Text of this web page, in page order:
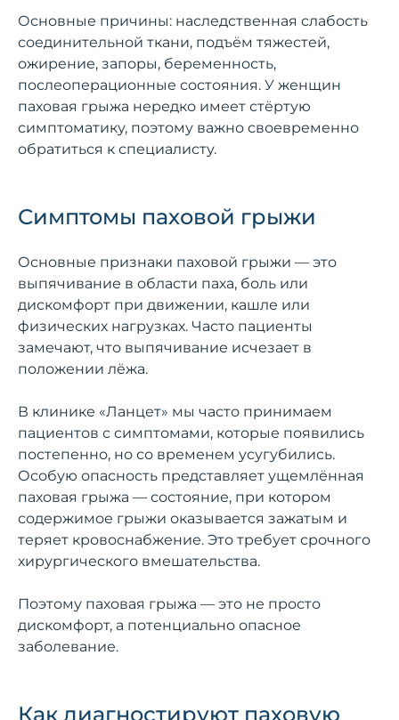
Основные причины: наследственная слабость
соединительной ткани, подъём тяжестей,
ожирение, запоры, беременность,
послеоперационные состояния. У женщин
паховая грыжа нередко имеет стёртую
симптоматику, поэтому важно своевременно
обратиться к специалисту.
Симптомы паховой грыжи
Основные признаки паховой грыжи — это
выпячивание в области паха, боль или
дискомфорт при движении, кашле или
физических нагрузках. Часто пациенты
замечают, что выпячивание исчезает в
положении лёжа.
В клинике «Ланцет» мы часто принимаем
пациентов с симптомами, которые появились
постепенно, но со временем усугубились.
Особую опасность представляет ущемлённая
паховая грыжа — состояние, при котором
содержимое грыжи оказывается зажатым и
теряет кровоснабжение. Это требует срочного
хирургического вмешательства.
Поэтому паховая грыжа — это не просто
дискомфорт, а потенциально опасное
заболевание.
Как диагностируют паховую